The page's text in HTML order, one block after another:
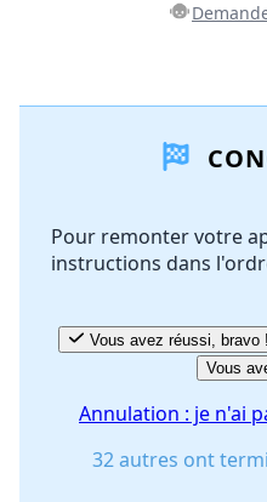
Ajouter un
Pour remonter votre
instructions dans
Vous avez réussi, bravo
Vous
Annulation : je n'ai
32 autres ont